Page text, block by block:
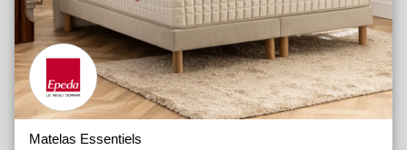
Matelas Essentiels